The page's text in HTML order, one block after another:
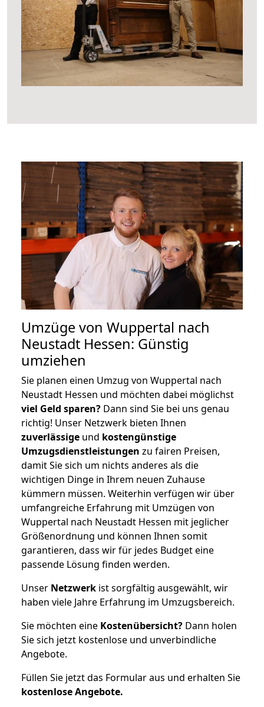
Umzüge von Wuppertal nach
Neustadt Hessen: Günstig
umziehen
Sie planen einen Umzug von Wuppertal nach
Neustadt Hessen und möchten dabei möglichst
viel Geld sparen? Dann sind Sie bei uns genau
richtig! Unser Netzwerk bieten Ihnen
zuverlässige und kostengünstige
Umzugsdienstleistungen zu fairen Preisen,
damit Sie sich um nichts anderes als die
wichtigen Dinge in Ihrem neuen Zuhause
kümmern müssen. Weiterhin verfügen wir über
umfangreiche Erfahrung mit Umzügen von
Wuppertal nach Neustadt Hessen mit jeglicher
Größenordnung und können Ihnen somit
garantieren, dass wir für jedes Budget eine
passende Lösung finden werden.
Unser Netzwerk ist sorgfältig ausgewählt, wir
haben viele Jahre Erfahrung im Umzugsbereich.
Sie möchten eine Kostenübersicht? Dann holen
Sie sich jetzt kostenlose und unverbindliche
Angebote.
Füllen Sie jetzt das Formular aus und erhalten Sie
kostenloseAngebote.